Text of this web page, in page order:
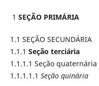
1 SEÇÃO PRIMÁRIA
1.1 SEÇÃO SECUNDÁRIA
1.1.1 Seção terciária
1.1.1.1 Seção quaternária
1.1.1.1.1 Seção quinária